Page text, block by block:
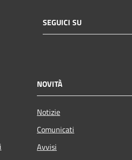
SEGUICI SU
NOVITÀ
Notizie
Comunicati
Avvisi